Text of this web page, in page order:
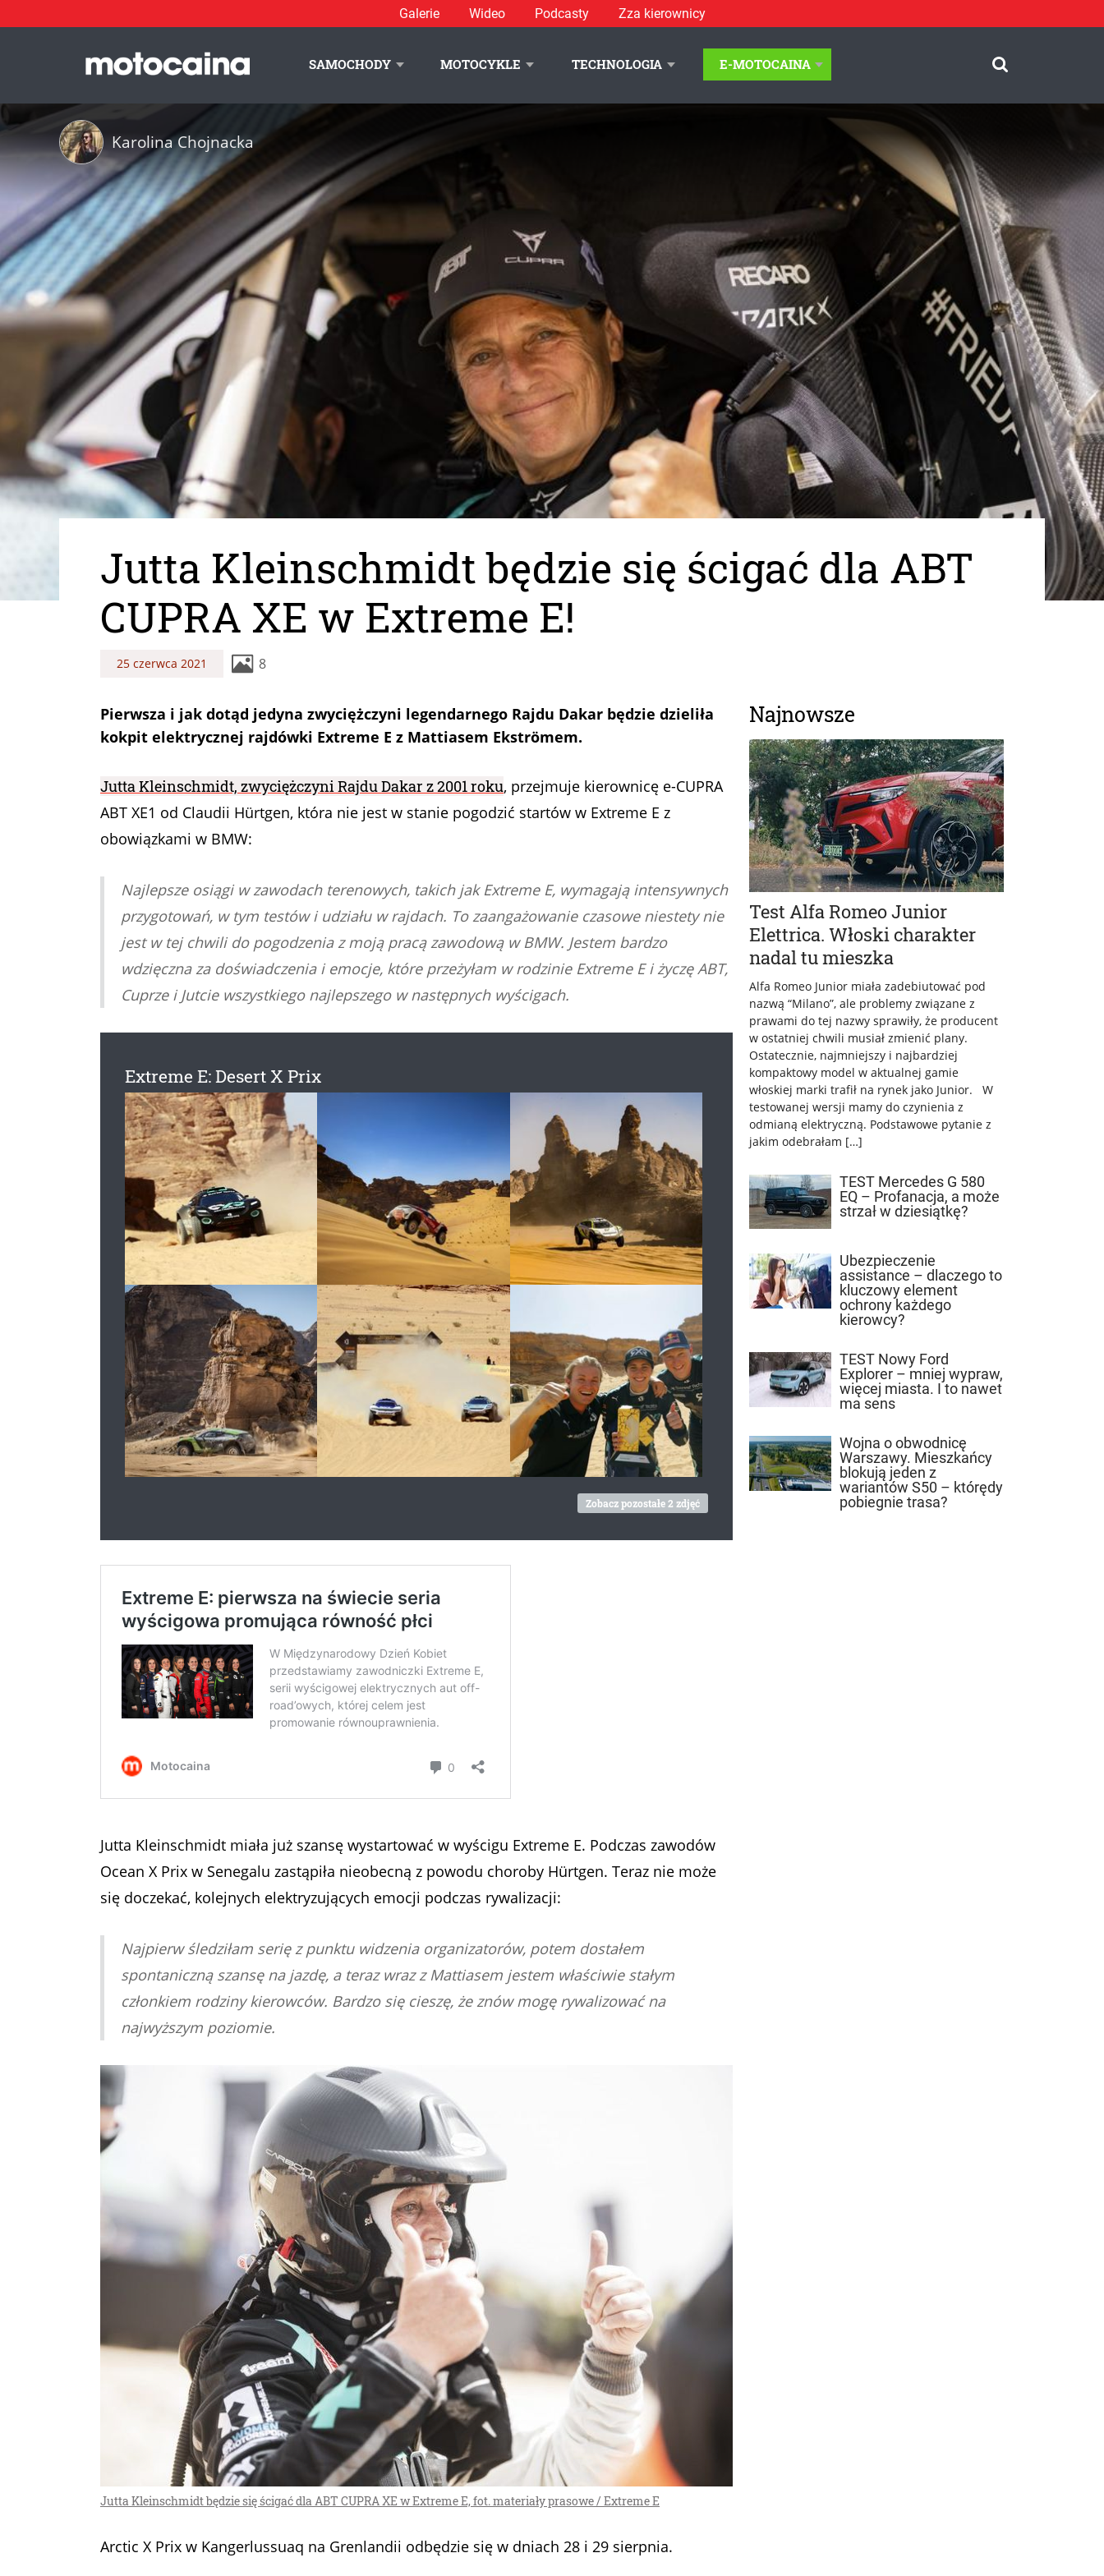
Galerie Wideo Podcasty Zza kierownicy
SAMOCHODY MOTOCYKLE TECHNOLOGIA E-MOTOCAINA
Karolina Chojnacka
Jutta Kleinschmidt będzie się ścigać dla ABT
CUPRA XE w Extreme E!
25 czerwca 2021 8
Pierwsza i jak dotąd jedyna zwyciężczyni legendarnego Rajdu Dakar będzie dzieliła
kokpit elektrycznej rajdówki Extreme E z Mattiasem Ekströmem.
Jutta Kleinschmidt, zwyciężczyni Rajdu Dakar z 2001 roku, przejmuje kierownicę e-CUPRA
ABT XE1 od Claudii Hürtgen, która nie jest w stanie pogodzić startów w Extreme E z
obowiązkami w BMW:
Najlepsze osiągi w zawodach terenowych, takich jak Extreme E, wymagają intensywnych
przygotowań, w tym testów i udziału w rajdach. To zaangażowanie czasowe niestety nie
jest w tej chwili do pogodzenia z moją pracą zawodową w BMW. Jestem bardzo
wdzięczna za doświadczenia i emocje, które przeżyłam w rodzinie Extreme E i życzę ABT,
Cuprze i Jutcie wszystkiego najlepszego w następnych wyścigach.
Extreme E: Desert X Prix
Zobacz pozostałe 2 zdjęć
Jutta Kleinschmidt miała już szansę wystartować w wyścigu Extreme E. Podczas zawodów
Ocean X Prix w Senegalu zastąpiła nieobecną z powodu choroby Hürtgen. Teraz nie może
się doczekać, kolejnych elektryzujących emocji podczas rywalizacji:
Najpierw śledziłam serię z punktu widzenia organizatorów, potem dostałem
spontaniczną szansę na jazdę, a teraz wraz z Mattiasem jestem właściwie stałym
członkiem rodziny kierowców. Bardzo się cieszę, że znów mogę rywalizować na
najwyższym poziomie.
Jutta Kleinschmidt będzie się ścigać dla ABT CUPRA XE w Extreme E, fot. materiały prasowe / Extreme E
Arctic X Prix w Kangerlussuaq na Grenlandii odbędzie się w dniach 28 i 29 sierpnia.
Najnowsze
Test Alfa Romeo Junior
Elettrica. Włoski charakter
nadal tu mieszka
Alfa Romeo Junior miała zadebiutować pod
nazwą “Milano”, ale problemy związane z
prawami do tej nazwy sprawiły, że producent
w ostatniej chwili musiał zmienić plany.
Ostatecznie, najmniejszy i najbardziej
kompaktowy model w aktualnej gamie
włoskiej marki trafił na rynek jako Junior. W
testowanej wersji mamy do czynienia z
odmianą elektryczną. Podstawowe pytanie z
jakim odebrałam […]
TEST Mercedes G 580
EQ – Profanacja, a może
strzał w dziesiątkę?
Ubezpieczenie
assistance – dlaczego to
kluczowy element
ochrony każdego
kierowcy?
TEST Nowy Ford
Explorer – mniej wypraw,
więcej miasta. I to nawet
ma sens
Wojna o obwodnicę
Warszawy. Mieszkańcy
blokują jeden z
wariantów S50 – którędy
pobiegnie trasa?